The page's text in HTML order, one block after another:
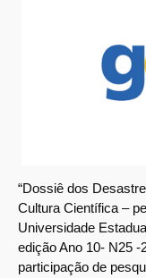
“Dossiê dos
Cultura Científica –
Universidade
edição Ano 10- N25 -
participação de